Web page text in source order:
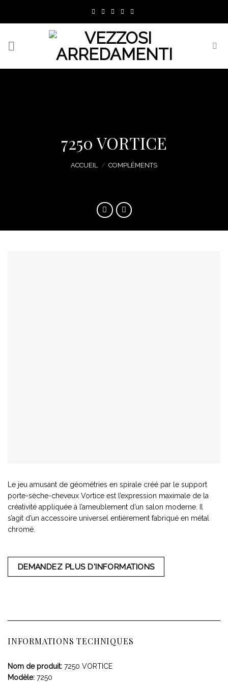
7250 VORTICE
ACCUEIL / COMPLÉMENTS
Le jeu amusant de géométries en spirale créé par le support
porte-sèche-cheveux Vortice est l’expression maximale de la
créativité appliquée à l’ameublement d’un salon moderne. Il
s’agit d’un accessoire universel entièrement fabriqué en métal
chromé.
DEMANDEZ PLUS D'INFORMATIONS
INFORMATIONS TECHNIQUES
Nom de produit: 7250 VORTICE
Modèle: 7250